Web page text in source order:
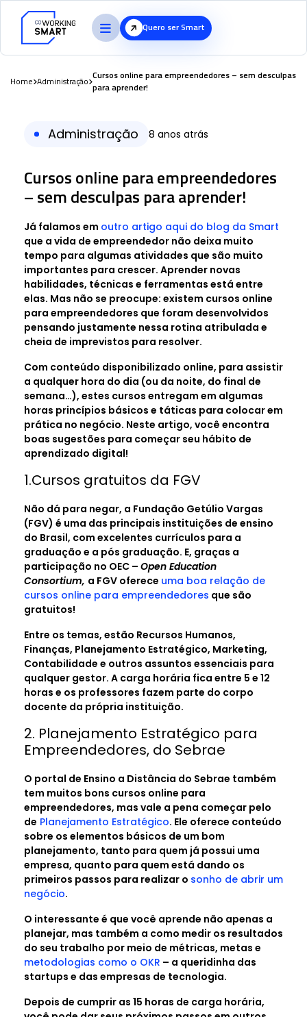
Quero ser Smart
Home Administração Cursos online para empreendedores – sem desculpas
para aprender!
Administração 8 anos atrás
Cursos online para empreendedores
– sem desculpas para aprender!
Já falamos em outro artigo aqui do blog da Smart
que a vida de empreendedor não deixa muito
tempo para algumas atividades que são muito
importantes para crescer. Aprender novas
habilidades, técnicas e ferramentas está entre
elas. Mas não se preocupe: existem cursos online
para empreendedores que foram desenvolvidos
pensando justamente nessa rotina atribulada e
cheia de imprevistos para resolver.
Com conteúdo disponibilizado online, para assistir
a qualquer hora do dia (ou da noite, do final de
semana…), estes cursos entregam em algumas
horas princípios básicos e táticas para colocar em
prática no negócio. Neste artigo, você encontra
boas sugestões para começar seu hábito de
aprendizado digital!
1.Cursos gratuitos da FGV
Não dá para negar, a Fundação Getúlio Vargas
(FGV) é uma das principais instituições de ensino
do Brasil, com excelentes currículos para a
graduação e a pós graduação. E, graças a
participação no OEC – Open Education
Consortium, a FGV oferece uma boa relação de
cursos online para empreendedores que são
gratuitos!
Entre os temas, estão Recursos Humanos,
Finanças, Planejamento Estratégico, Marketing,
Contabilidade e outros assuntos essenciais para
qualquer gestor. A carga horária fica entre 5 e 12
horas e os professores fazem parte do corpo
docente da própria instituição.
2. Planejamento Estratégico para
Empreendedores, do Sebrae
O portal de Ensino a Distância do Sebrae também
tem muitos bons cursos online para
empreendedores, mas vale a pena começar pelo
de Planejamento Estratégico. Ele oferece conteúdo
sobre os elementos básicos de um bom
planejamento, tanto para quem já possui uma
empresa, quanto para quem está dando os
primeiros passos para realizar o sonho de abrir um
negócio.
O interessante é que você aprende não apenas a
planejar, mas também a como medir os resultados
do seu trabalho por meio de métricas, metas e
metodologias como o OKR – a queridinha das
startups e das empresas de tecnologia.
Depois de cumprir as 15 horas de carga horária,